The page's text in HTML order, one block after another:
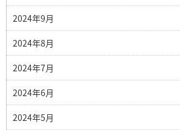
2024年9月
2024年8月
2024年7月
2024年6月
2024年5月